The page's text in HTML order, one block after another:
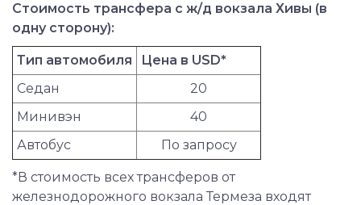
Стоимость трансфера с ж/д вокзала Хивы (в
одну сторону):
Тип автомобиля
Цена в USD*
Седан
20
Минивэн
40
Автобус
По запросу
*В стоимость всех трансферов от
железнодорожного вокзала Термеза входят